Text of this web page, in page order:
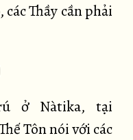
Thầy cần phải
ở Nàtika, tại
Tôn nói với các